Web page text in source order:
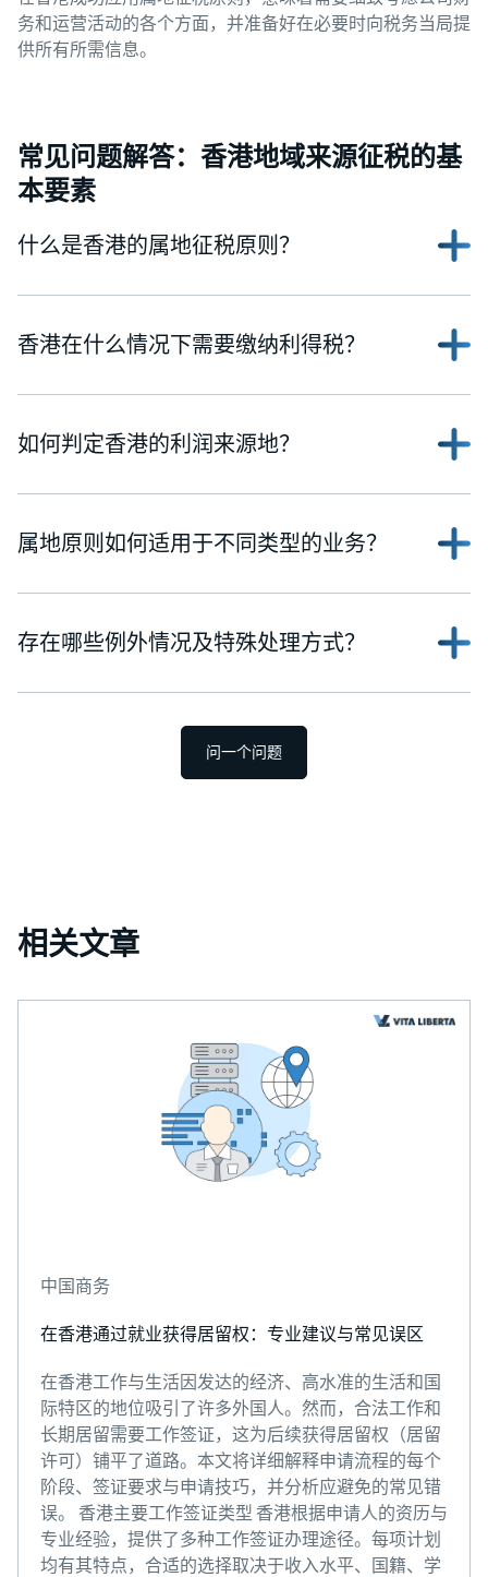
务和运营活动的各个方面，并准备好在必要时向税务当局提
供所有所需信息。
常见问题解答：香港地域来源征税的基
本要素
什么是香港的属地征税原则？
香港在什么情况下需要缴纳利得税？
如何判定香港的利润来源地？
属地原则如何适用于不同类型的业务？
存在哪些例外情况及特殊处理方式？
问一个问题
相关文章
中国商务
在香港通过就业获得居留权：专业建议与常见误区
在香港工作与生活因发达的经济、高水准的生活和国
际特区的地位吸引了许多外国人。然而，合法工作和
长期居留需要工作签证，这为后续获得居留权（居留
许可）铺平了道路。本文将详细解释申请流程的每个
阶段、签证要求与申请技巧，并分析应避免的常见错
误。 香港主要工作签证类型 香港根据申请人的资历与
专业经验，提供了多种工作签证办理途径。每项计划
均有其特点，合适的选择取决于收入水平、国籍、学